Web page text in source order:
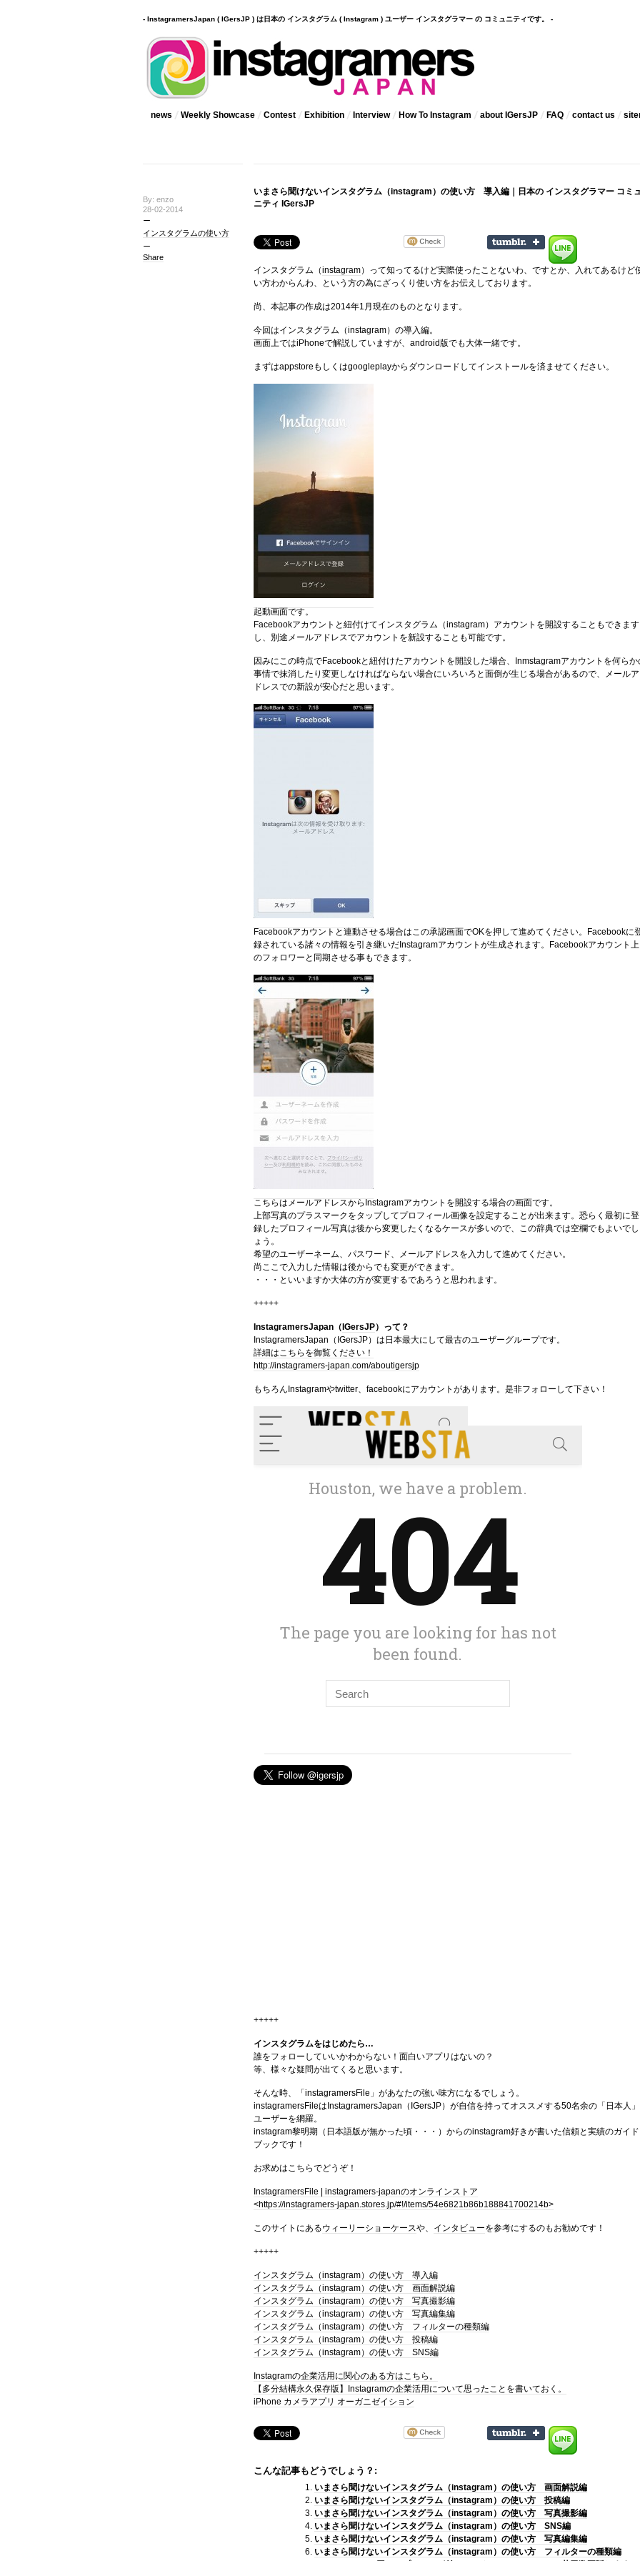
- InstagramersJapan ( IGersJP ) は日本の インスタグラム ( Instagram ) ユーザー インスタグラマー の コミュニティです。 -
news Weekly Showcase Contest Exhibition Interview How To Instagram about IGersJP FAQ contact us
By: enzo
28-02-2014
インスタグラムの使い方
Share
いまさら聞けないインスタグラム（instagram）の使い方 導入編｜日本の インスタグラマー コミ
ニティ IGersJP
インスタグラム（instagram）って知ってるけど実際使ったことないわ、ですとか、入れてあるけど
い方わからんわ、という方の為にざっくり使い方をお伝えしております。
尚、本記事の作成は2014年1月現在のものとなります。
今回はインスタグラム（instagram）の導入編。
画面上ではiPhoneで解説していますが、android版でも大体一緒です。
まずはappstoreもしくはgoogleplayからダウンロードしてインストールを済ませてください。
起動画面です。
Facebookアカウントと紐付けてインスタグラム（instagram）アカウントを開設することもできます
し、別途メールアドレスでアカウントを新設することも可能です。
因みにこの時点でFacebookと紐付けたアカウントを開設した場合、Inmstagramアカウントを何らか
事情で抹消したり変更しなければならない場合にいろいろと面倒が生じる場合があるので、メールア
ドレスでの新設が安心だと思います。
Facebookアカウントと連動させる場合はこの承認画面でOKを押して進めてください。Facebookに
録されている諸々の情報を引き継いだInstagramアカウントが生成されます。Facebookアカウント上
のフォロワーと同期させる事もできます。
こちらはメールアドレスからInstagramアカウントを開設する場合の画面です。
上部写真のプラスマークをタップしてプロフィール画像を設定することが出来ます。恐らく最初に登
録したプロフィール写真は後から変更したくなるケースが多いので、この辞典では空欄でもよいでし
ょう。
希望のユーザーネーム、パスワード、メールアドレスを入力して進めてください。
尚ここで入力した情報は後からでも変更ができます。
・・・といいますか大体の方が変更するであろうと思われます。
+++++
InstagramersJapan（ IGersJP）って？
InstagramersJapan（IGersJP）は日本最大にして最古のユーザーグループです。
詳細はこちらを御覧ください！
http://instagramers-japan.com/aboutigersjp
もちろんInstagramやtwitter、facebookにアカウントがあります。是非フォローして下さい！
+++++
インスタグラムをはじめたら…
誰をフォローしていいかわからない！面白いアプリはないの？
等、様々な疑問が出てくると思います。
そんな時、「instagramersFile」があなたの強い味方になるでしょう。
instagramersFileはInstagramersJapan（IGersJP）が自信を持ってオススメする50名余の「日本人」
ユーザーを網羅。
instagram黎明期（日本語版が無かった頃・・・）からのinstagram好きが書いた信頼と実績のガイド
ブックです！
お求めはこちらでどうぞ！
InstagramersFile | instagramers-japanのオンラインストア
<https://instagramers-japan.stores.jp/#!/items/54e6821b86b188841700214b>
このサイトにあるウィーリーショーケースや、 インタビューを参考にするのもお勧めです！
+++++
インスタグラム（instagram）の使い方 導入編
インスタグラム（instagram）の使い方 画面解説編
インスタグラム（instagram）の使い方 写真撮影編
インスタグラム（instagram）の使い方 写真編集編
インスタグラム（instagram）の使い方 フィルターの種類編
インスタグラム（instagram）の使い方 投稿編
インスタグラム（instagram）の使い方 SNS編
Instagramの企業活用に関心のある方はこちら。
【多分結構永久保存版】Instagramの企業活用について思ったことを書いておく。
iPhone カメラアプリ オーガニゼイション
こんな記事もどうでしょう？:
いまさら聞けないインスタグラム（instagram）の使い方 画面解説編
いまさら聞けないインスタグラム（instagram）の使い方 投稿編
いまさら聞けないインスタグラム（instagram）の使い方 写真撮影編
いまさら聞けないインスタグラム（instagram）の使い方 SNS編
いまさら聞けないインスタグラム（instagram）の使い方 写真編集編
いまさら聞けないインスタグラム（instagram）の使い方 フィルターの種類編